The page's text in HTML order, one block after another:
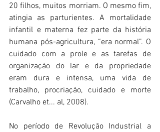
20 filhos, muitos morriam. O mesmo fim,
atingia as parturientes. A mortalidade
infantil e materna fez parte da história
humana pós-agricultura, “era normal”. O
cuidado com a prole e as tarefas de
organização do lar e da propriedade
eram dura e intensa, uma vida de
trabalho, procriação, cuidado e morte
(Carvalho et... al, 2008).
No período de Revolução Industrial a